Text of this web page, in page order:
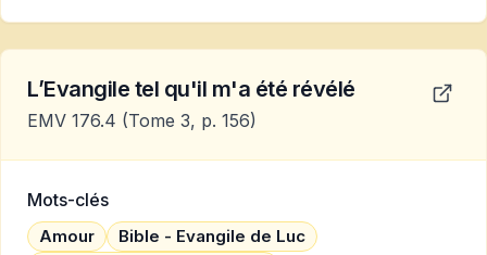
L’Evangile tel qu'il m'a été révélé
EMV 176.4 (Tome 3, p. 156)
Mots-clés
Amour
Bible - Evangile de Luc